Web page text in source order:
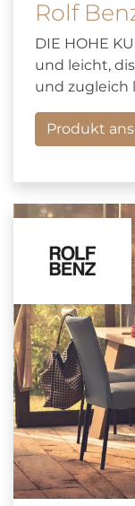
Rolf
DIE HOHE
und leicht,
und zugleich
Produkt